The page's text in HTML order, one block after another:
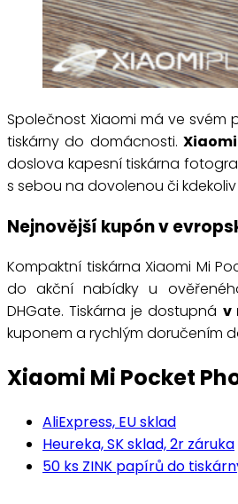
Společnost Xiaomi má ve svém
tiskárny do domácnosti.
doslova kapesní tiskárna
s sebou na dovolenou či kdekoliv
Nejnovější kupón v
Kompaktní tiskárna Xiaomi Mi
do akční nabídky u
DHGate. Tiskárna je dostupná v
kuponem a rychlým doručením
Xiaomi Mi Pocket
AliExpress, EU sklad
Heureka, SK sklad, 2r záruka
50 ks ZINK papírů do